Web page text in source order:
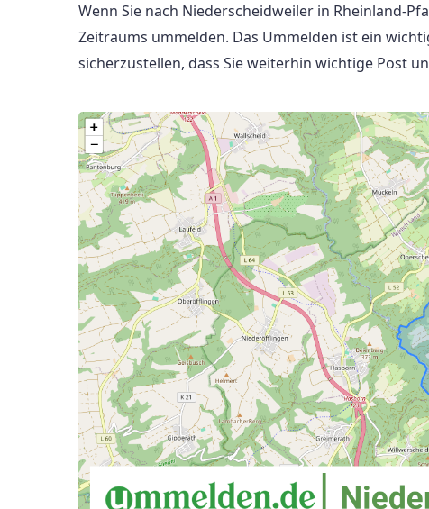
Wenn Sie nach Niederscheidweiler in Rheinland-
Zeitraums ummelden. Das Ummelden ist ein
sicherzustellen, dass Sie weiterhin wichtige Post